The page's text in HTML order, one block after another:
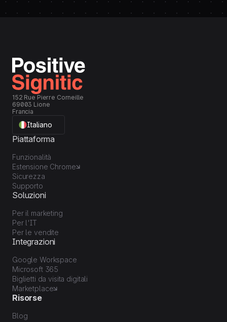
152 Rue Pierre Corneille
69003 Lione
Francia
Italiano
Piattaforma
Funzionalità
Estensione Chrome
Sicurezza
Supporto
Soluzioni
Per il marketing
Per l'IT
Per le vendite
Integrazioni
Google Workspace
Microsoft 365
Biglietti da visita digitali
Marketplace
Risorse
Blog